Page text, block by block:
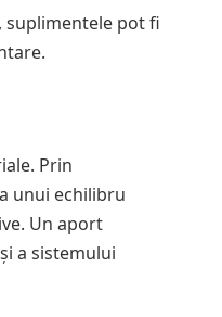
suplimentele pot fi
Prin
unui echilibru
Un aport
a sistemului